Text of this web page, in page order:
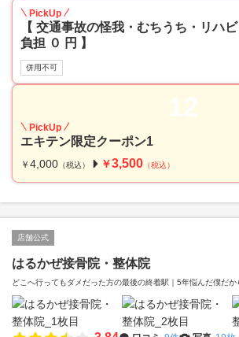
PickUp
【 交通事故の怪我・むちうち・リハ
負担 ０ 円 】
併用不可
12
PickUp
エキテン限定クーポン1
￥ 4,000 （税込） ￥3,500 （税込）
店舗公式
はるかぜ接骨院・整体院
どこへ行ってもダメだった方の最後の終着駅｜5年悩んだ僕だ